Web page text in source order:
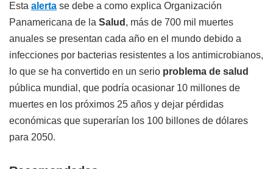
Esta alerta se debe a como explica Organización
Panamericana de la Salud , más de 700 mil muertes
anuales se presentan cada año en el mundo debido a
infecciones por bacterias resistentes a los antimicrobianos,
lo que se ha convertido en un serio problema de salud
pública mundial, que podría ocasionar 10 millones de
muertes en los próximos 25 años y dejar pérdidas
económicas que superarían los 100 billones de dólares
para 2050.